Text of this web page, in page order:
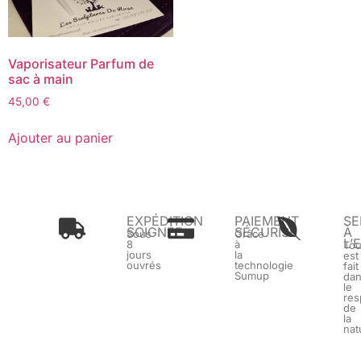
Vaporisateur Parfum de
sac à main
45,00 €
Ajouter au panier
EXPÉDITION
SOIGNÉE
Sous
8
jours
ouvrés
PAIEMENT
SÉCURISÉ
Grâce
à
la
technologie
Sumup
À
est
fait
le
de
la